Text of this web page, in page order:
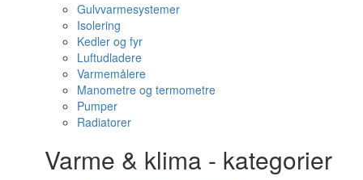
Gulvvarmesystemer
Isolering
Kedler og fyr
Luftudladere
Varmemålere
Manometre og termometre
Pumper
Radiatorer
Varme & klima - kategorier